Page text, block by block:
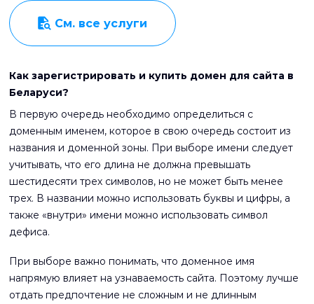
См. все услуги
Как зарегистрировать и купить домен для сайта в
Беларуси?
В первую очередь необходимо определиться с
доменным именем, которое в свою очередь состоит из
названия и доменной зоны. При выборе имени следует
учитывать, что его длина не должна превышать
шестидесяти трех символов, но не может быть менее
трех. В названии можно использовать буквы и цифры, а
также «внутри» имени можно использовать символ
дефиса.
При выборе важно понимать, что доменное имя
напрямую влияет на узнаваемость сайта. Поэтому лучше
отдать предпочтение не сложным и не длинным